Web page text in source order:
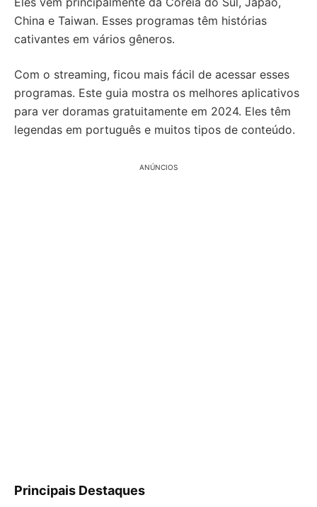
China e Taiwan. Esses programas têm histórias
cativantes em vários gêneros.
Com o streaming, ficou mais fácil de acessar esses
programas. Este guia mostra os melhores aplicativos
para ver doramas gratuitamente em 2024. Eles têm
legendas em português e muitos tipos de conteúdo.
ANÚNCIOS
Principais Destaques